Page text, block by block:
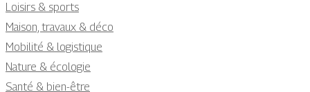
Loisirs & sports
Maison, travaux & déco
Mobilité & logistique
Nature & écologie
Santé & bien-être